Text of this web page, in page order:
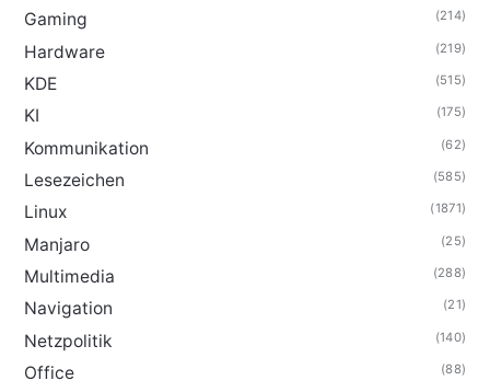
Gaming (214)
Hardware (219)
KDE (515)
KI (175)
Kommunikation (62)
Lesezeichen (585)
Linux (1871)
Manjaro (25)
Multimedia (288)
Navigation (21)
Netzpolitik (140)
Office (88)